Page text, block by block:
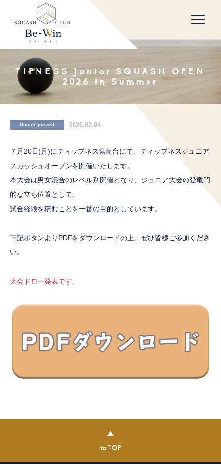
TIPNESS Junior SQUASH OPEN
2026 in Summer
Uncategorized 2026.02.04
７月20日(月)にティップネス宮崎台にて、ティップネスジュニア
スカッシュオープンを開催いたします。
本大会は男女混合のレベル別開催となり、ジュニア大会の登竜門
的な立ち位置として、
試合経験を積むことを一番の目的としています。
下記ボタンよりPDFをダウンロードの上、ぜひ皆様ご参加くださ
い。
大会ドロー発表です。
to TOP